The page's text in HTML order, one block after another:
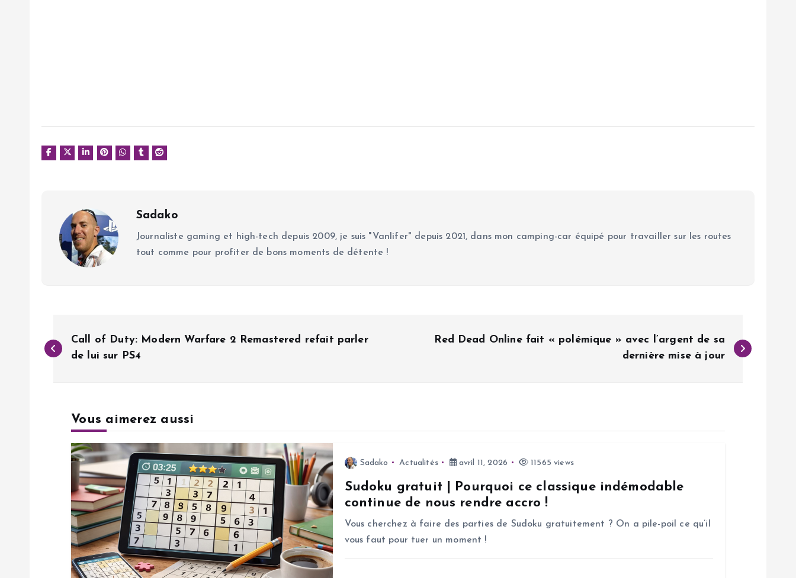
Sadako
Journaliste gaming et high-tech depuis 2009, je suis "Vanlifer" depuis 2021, dans mon camping-car équipé pour travailler sur les routes
tout comme pour profiter de bons moments de détente !
a
Call of Duty: Modern Warfare 2 Remastered refait parler
de lui sur PS4
Red Dead Online fait « polémique » avec l’argent de sa
dernière mise à jour
Vous aimerez aussi
Sadako Actualités avril 11, 2026 11565 views
Sudoku gratuit | Pourquoi ce classique indémodable
continue de nous rendre accro !
Vous cherchez à faire des parties de Sudoku gratuitement ? On a pile-poil ce qu’il
vous faut pour tuer un moment !